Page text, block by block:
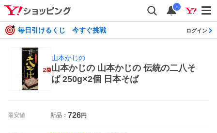
i
毎日引けるくじ 今すぐ挑戦 ログイン
山本かじの
山本かじの 山本かじの 伝統の二八そ
ば 250g×2個 日本そば
最安値 新品： 726円